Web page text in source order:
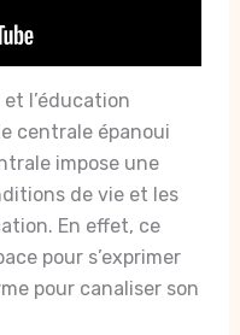
l’éducation
centrale épanoui
impose une
de vie et les
En effet, ce
pour s’exprimer
pour canaliser son